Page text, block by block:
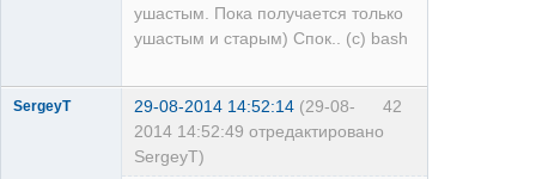
ушастым. Пока получается только
ушастым и старым) Спок.. (с) bash
42
SergeyT 29-08-2014 14:52:14 (29-08-
2014 14:52:49 отредактировано
SergeyT)